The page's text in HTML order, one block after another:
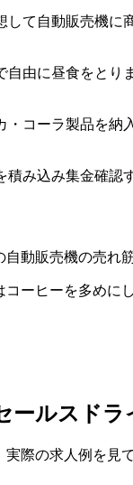
して自動販売機に
自由に昼食をとり
・コーラ製品を納
積み込み集金確認
動販売機の売れ
コーヒーを多め
ールスドラ
際の求人例を見